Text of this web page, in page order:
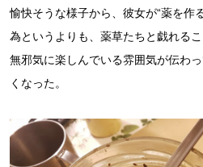
愉快そうな様子から、彼女が“薬を作
為というよりも、薬草たちと戯れる
無邪気に楽しんでいる雰囲気が伝わ
くなった。